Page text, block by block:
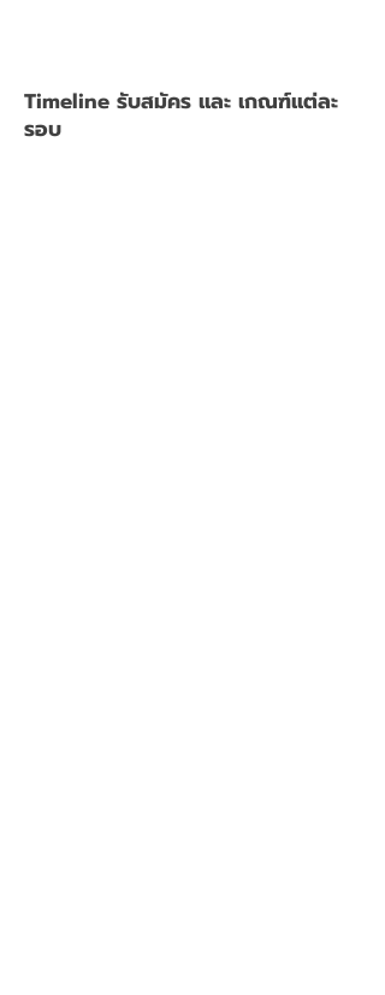
Timeline รับสมัคร และ เกณฑ์แต่ละ
รอบ